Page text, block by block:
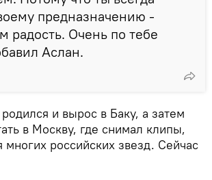
предназначению -
радость. Очень по тебе
Аслан.
и вырос в Баку, а затем
в Москву, где снимал клипы,
многих российских звезд. Сейчас